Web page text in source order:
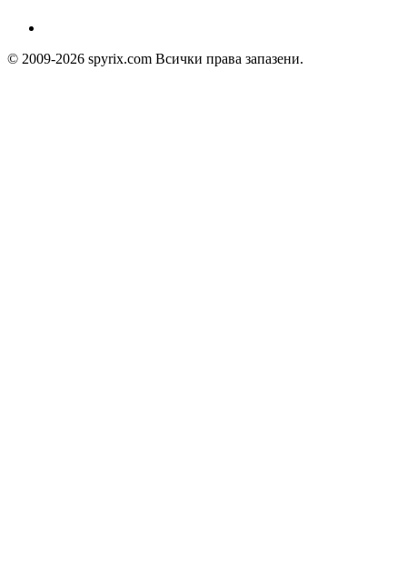
© 2009-2026 spyrix.com Всички права запазени.